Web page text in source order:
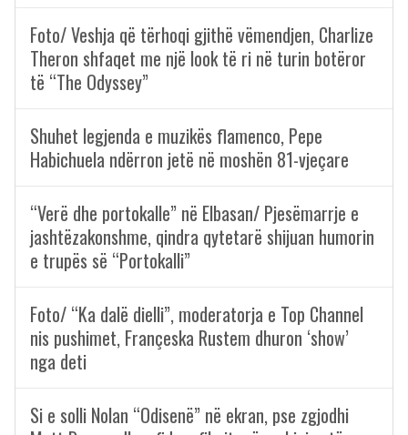
Foto/ Veshja që tërhoqi gjithë vëmendjen, Charlize
Theron shfaqet me një look të ri në turin botëror
të “The Odyssey”
Shuhet legjenda e muzikës flamenco, Pepe
Habichuela ndërron jetë në moshën 81-vjeçare
“Verë dhe portokalle” në Elbasan/ Pjesëmarrje e
jashtëzakonshme, qindra qytetarë shijuan humorin
e trupës së “Portokalli”
Foto/ “Ka dalë dielli”, moderatorja e Top Channel
nis pushimet, Françeska Rustem dhuron ‘show’
nga deti
Si e solli Nolan “Odisenë” në ekran, pse zgjodhi